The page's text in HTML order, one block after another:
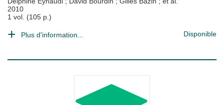
2010
1 vol. (105 p.)
Plus d'information... Disponible